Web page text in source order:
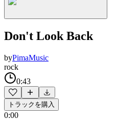
Don't Look Back
byPimaMusic
rock
0:43
トラックを購入
0:00